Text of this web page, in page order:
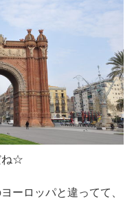
ね☆
ーロッパと違ってて、